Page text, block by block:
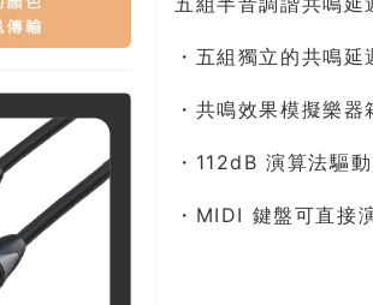
・五組獨立的共鳴
・共鳴效果模擬樂
・112dB 演算法驅
・MIDI 鍵盤可直接